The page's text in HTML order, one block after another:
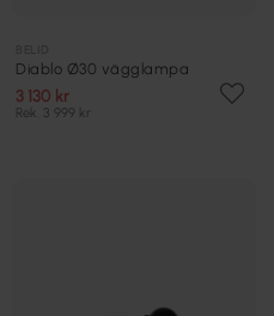
Diablo Ø30 vägglampa
3 130 kr
Rek. 3 999 kr